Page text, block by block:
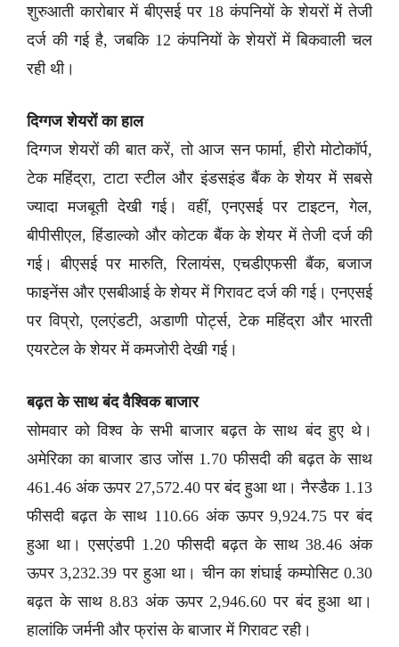
शुरुआती कारोबार में बीएसई पर 18 कंपनियों के शेयरों में तेजी
दर्ज की गई है, जबकि 12 कंपनियों के शेयरों में बिकवाली चल
रही थी।
दिग्गज शेयरों का हाल
दिग्गज शेयरों की बात करें, तो आज सन फार्मा, हीरो मोटोकॉर्प,
टेक महिंद्रा, टाटा स्टील और इंडसइंड बैंक के शेयर में सबसे
ज्यादा मजबूती देखी गई। वहीं, एनएसई पर टाइटन, गेल,
बीपीसीएल, हिंडाल्को और कोटक बैंक के शेयर में तेजी दर्ज की
गई। बीएसई पर मारुति, रिलायंस, एचडीएफसी बैंक, बजाज
फाइनेंस और एसबीआई के शेयर में गिरावट दर्ज की गई। एनएसई
पर विप्रो, एलएंडटी, अडाणी पोर्ट्स, टेक महिंद्रा और भारती
एयरटेल के शेयर में कमजोरी देखी गई।
बढ़त के साथ बंद वैश्विक बाजार
सोमवार को विश्व के सभी बाजार बढ़त के साथ बंद हुए थे।
अमेरिका का बाजार डाउ जोंस 1.70 फीसदी की बढ़त के साथ
461.46 अंक ऊपर 27,572.40 पर बंद हुआ था। नैस्डैक 1.13
फीसदी बढ़त के साथ 110.66 अंक ऊपर 9,924.75 पर बंद
हुआ था। एसएंडपी 1.20 फीसदी बढ़त के साथ 38.46 अंक
ऊपर 3,232.39 पर हुआ था। चीन का शंघाई कम्पोसिट 0.30
बढ़त के साथ 8.83 अंक ऊपर 2,946.60 पर बंद हुआ था।
हालांकि जर्मनी और फ्रांस के बाजार में गिरावट रही।